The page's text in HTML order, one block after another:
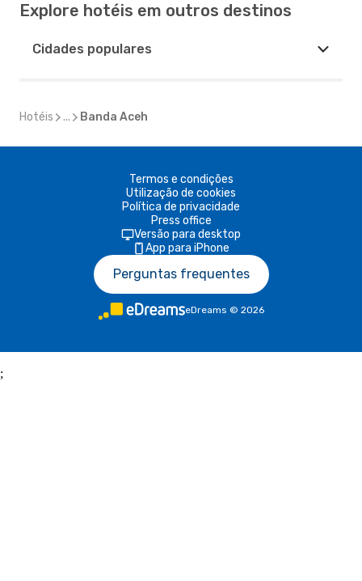
Explore hotéis em outros destinos
Cidades populares
Hotéis ... Banda Aceh
Termos e condições
Utilização de cookies
Política de privacidade
Press office
Versão para desktop
App para iPhone
Perguntas frequentes
eDreams © 2026
;